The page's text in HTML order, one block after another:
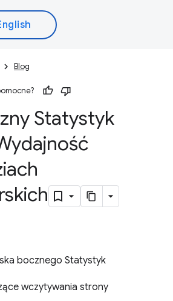
Blog
Statystyk
bocznego Statystyk
wczytywania strony